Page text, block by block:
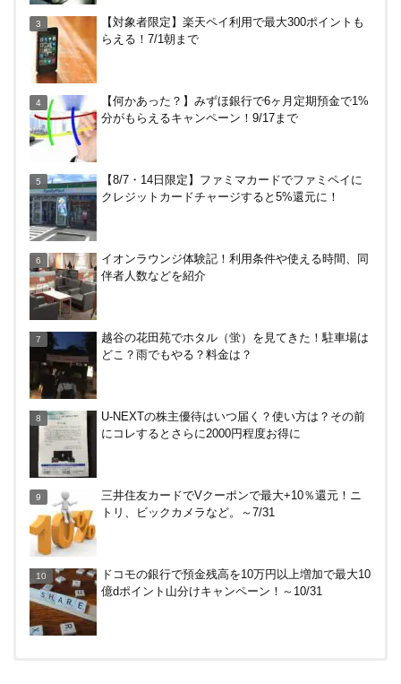
や違約金は？
換する方法！重要注意点あり
い、パスワード変更不可の原因はコレでした。
技あり】Amazonギフト券の最低額が100円～に改
悪！デジタルは10倍に
け4％増量！Yahoo!ふるさと納税で使おう
【対象者限定】楽天ペイ利用で最大300ポイントも
らえる！7/1朝まで
【何かあった？】みずほ銀行で6ヶ月定期預金で1%
分がもらえるキャンペーン！9/17まで
【8/7・14日限定】ファミマカードでファミペイに
クレジットカードチャージすると5%還元に！
イオンラウンジ体験記！利用条件や使える時間、同
伴者人数などを紹介
越谷の花田苑でホタル（蛍）を見てきた！駐車場は
どこ？雨でもやる？料金は？
U-NEXTの株主優待はいつ届く？使い方は？その前
にコレするとさらに2000円程度お得に
三井住友カードでVクーポンで最大+10％還元！ニ
トリ、ビックカメラなど。～7/31
ドコモの銀行で預金残高を10万円以上増加で最大10
億dポイント山分けキャンペーン！～10/31